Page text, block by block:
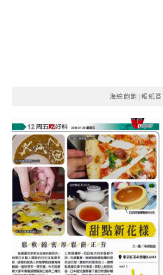
海綿飽飽|報紙賞